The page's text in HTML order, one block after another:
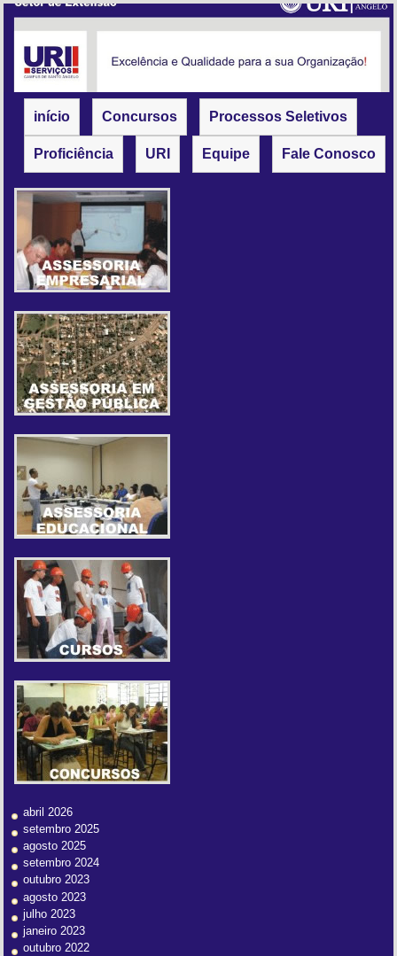
início Concursos Processos Seletivos
Proficiência URI Equipe Fale Conosco
abril 2026
setembro 2025
agosto 2025
setembro 2024
outubro 2023
agosto 2023
julho 2023
janeiro 2023
outubro 2022